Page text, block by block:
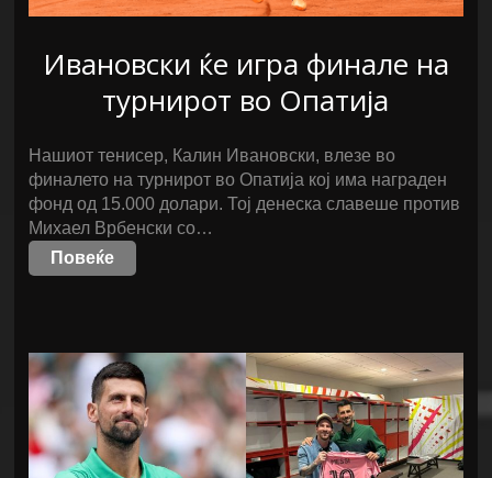
Ивановски ќе игра финале на
турнирот во Опатија
Нашиот тенисер, Калин Ивановски, влезе во
финалето на турнирот во Опатија кој има награден
фонд од 15.000 долари. Тој денеска славеше против
Михаел Врбенски со…
Повеќе